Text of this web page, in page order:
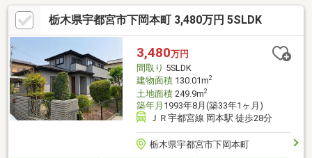
栃木県宇都宮市下岡本町 3,480万円 5SLDK
3,480万円
間取り 5SLDK
建物面積130.01m2
土地面積249.9m2
築年月 1993年8月(築33年1ヶ月)
ＪＲ宇都宮線 岡本駅 徒歩28分
栃木県宇都宮市下岡本町